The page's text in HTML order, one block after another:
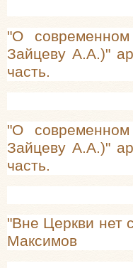
"О современном
Зайцеву А.А.)"
часть.
"О современном
Зайцеву А.А.)"
часть.
"Вне Церкви нет
Максимов